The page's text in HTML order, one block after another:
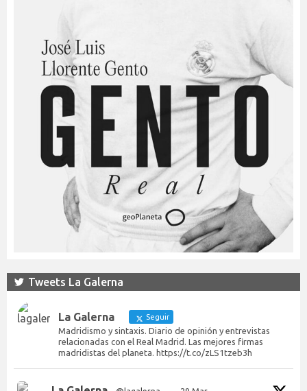
Tweets La Galerna
La Galerna Seguir
Madridismo y sintaxis. Diario de opinión y entrevistas
relacionadas con el Real Madrid. Las mejores firmas
madridistas del planeta. https://t.co/zLS1tzeb3h